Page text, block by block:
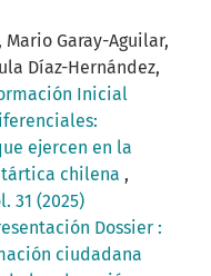
Garay-Aguilar,
Díaz-Hernández,
Inicial
ejercen en la
chilena ,
31 (2025)
Dossier :
ciudadana